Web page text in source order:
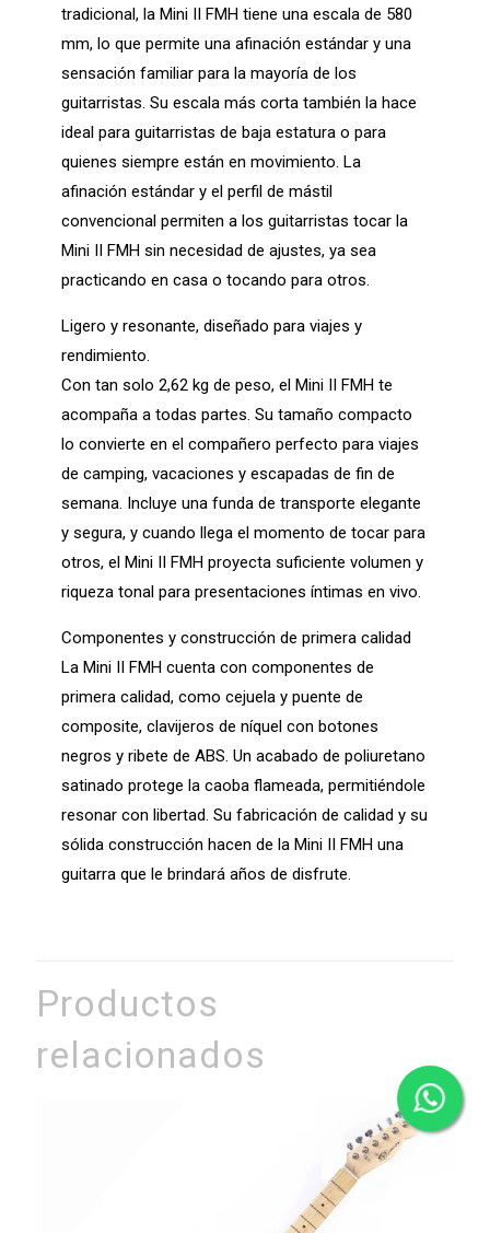
tradicional, la Mini II FMH tiene una escala de 580
mm, lo que permite una afinación estándar y una
sensación familiar para la mayoría de los
guitarristas. Su escala más corta también la hace
ideal para guitarristas de baja estatura o para
quienes siempre están en movimiento. La
afinación estándar y el perfil de mástil
convencional permiten a los guitarristas tocar la
Mini II FMH sin necesidad de ajustes, ya sea
practicando en casa o tocando para otros.
Ligero y resonante, diseñado para viajes y
rendimiento.
Con tan solo 2,62 kg de peso, el Mini II FMH te
acompaña a todas partes. Su tamaño compacto
lo convierte en el compañero perfecto para viajes
de camping, vacaciones y escapadas de fin de
semana. Incluye una funda de transporte elegante
y segura, y cuando llega el momento de tocar para
otros, el Mini II FMH proyecta suficiente volumen y
riqueza tonal para presentaciones íntimas en vivo.
Componentes y construcción de primera calidad
La Mini II FMH cuenta con componentes de
primera calidad, como cejuela y puente de
composite, clavijeros de níquel con botones
negros y ribete de ABS. Un acabado de poliuretano
satinado protege la caoba flameada, permitiéndole
resonar con libertad. Su fabricación de calidad y su
sólida construcción hacen de la Mini II FMH una
guitarra que le brindará años de disfrute.
Productos
relacionados